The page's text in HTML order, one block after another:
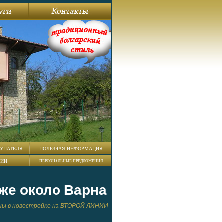
ПОЛЕЗНАЯ ИНФОРМАЦИЯ
ПЕРСОНАЛЬНЫЕ ПРЕДЛОЖЕНИЯ
около Варна
в новостройке на ВТОРОЙ ЛИНИИ